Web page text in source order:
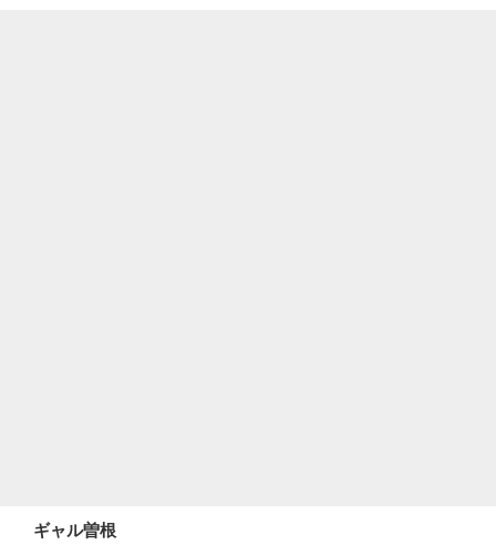
ギャル曽根